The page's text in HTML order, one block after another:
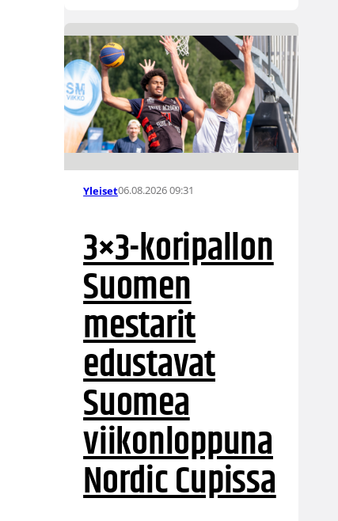
Yleiset06.08.2026 09:31
3×3-koripallon
Suomen
mestarit
edustavat
Suomea
viikonloppuna
Nordic Cupissa